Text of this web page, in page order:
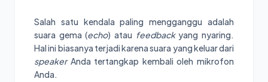
Salah satu kendala paling mengganggu adalah
suara gema (echo) atau feedbackyang nyaring.
Hal ini biasanya terjadi karena suara yang keluar dari
speakerAnda tertangkap kembali oleh mikrofon
Anda.